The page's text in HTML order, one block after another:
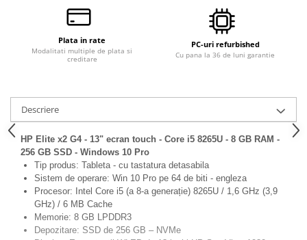
Surse PC
Ventilatoare carcasa
Componente Renew/Refurbished
Placi de baza REFURBISHED
Procesoare
Placi VIDEO
PC All-in-One
Calculatoare All-in-One NOI
Plata in rate
Modalitati multiple de plata si
creditare
PC-uri refurbished
Cu pana la 36 de luni garantie
Descriere
HP Elite x2 G4 - 13" ecran touch - Core i5 8265U - 8 GB RAM -
256 GB SSD - Windows 10 Pro
Tip produs: Tableta - cu tastatura detasabila
Sistem de operare: Win 10 Pro pe 64 de biti - engleza
Procesor: Intel Core i5 (a 8-a generație) 8265U / 1,6 GHz (3,9
GHz) / 6 MB Cache
Memorie: 8 GB LPDDR3
Depozitare: SSD de 256 GB – NVMe